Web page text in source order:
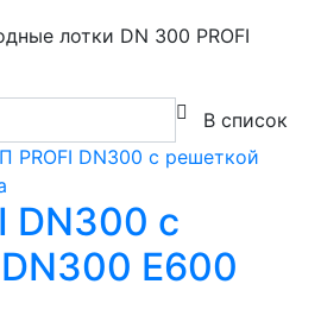
лотки DN 300 PROFI
В список
DN300 с
E600